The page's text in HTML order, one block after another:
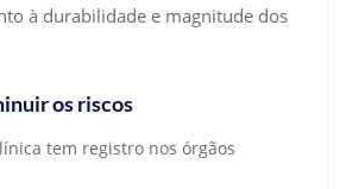
à durabilidade e magnitude dos
os riscos
tem registro nos órgãos